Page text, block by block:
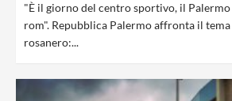
"È il giorno del centro sportivo, il Palermo
rom". Repubblica Palermo affronta il
rosanero:...